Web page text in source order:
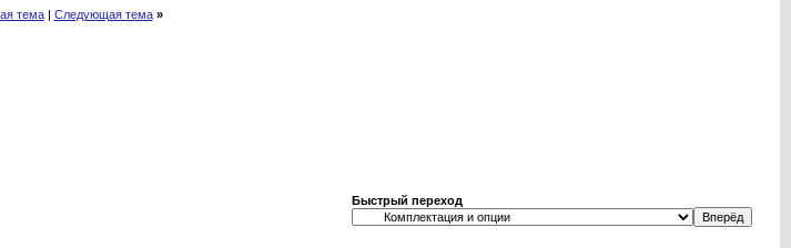
тема| Следующая тема »
Быстрый переход